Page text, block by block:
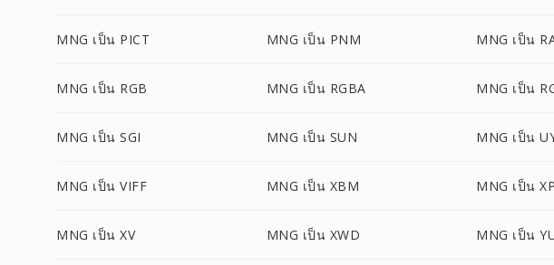
MNG เป็น PICT MNG เป็น PNM MNG เป็น
MNG เป็น RGB MNG เป็น RGBA MNG เป็น
MNG เป็น SGI MNG เป็น SUN MNG เป็น
MNG เป็น VIFF MNG เป็น XBM MNG เป็น
MNG เป็น XV MNG เป็น XWD MNG เป็น